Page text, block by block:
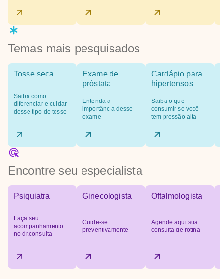
Temas mais pesquisados
Tosse seca
Saiba como
diferenciar e cuidar
desse tipo de tosse
Exame de
próstata
Entenda a
importância desse
exame
Cardápio para
hipertensos
Saiba o que
consumir se você
tem pressão alta
Encontre seu especialista
Psiquiatra
Faça seu
acompanhamento
no dr.consulta
Ginecologista
Cuide-se
preventivamente
Oftalmologista
Agende aqui sua
consulta de rotina